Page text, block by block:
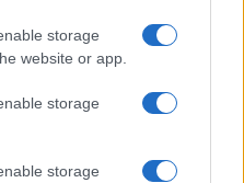
storage
website or app.
storage
storage